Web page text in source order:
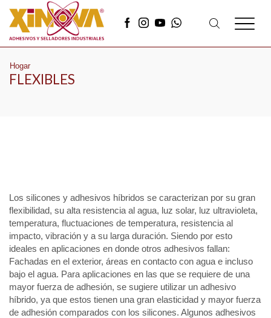
Hogar
FLEXIBLES
Los silicones y adhesivos híbridos se caracterizan por su gran
flexibilidad, su alta resistencia al agua, luz solar, luz ultravioleta,
temperatura, fluctuaciones de temperatura, resistencia al
impacto, vibración y a su larga duración. Siendo por esto
ideales en aplicaciones en donde otros adhesivos fallan:
Fachadas en el exterior, áreas en contacto con agua e incluso
bajo el agua. Para aplicaciones en las que se requiere de una
mayor fuerza de adhesión, se sugiere utilizar un adhesivo
híbrido, ya que estos tienen una gran elasticidad y mayor fuerza
de adhesión comparados con los silicones. Algunos adhesivos